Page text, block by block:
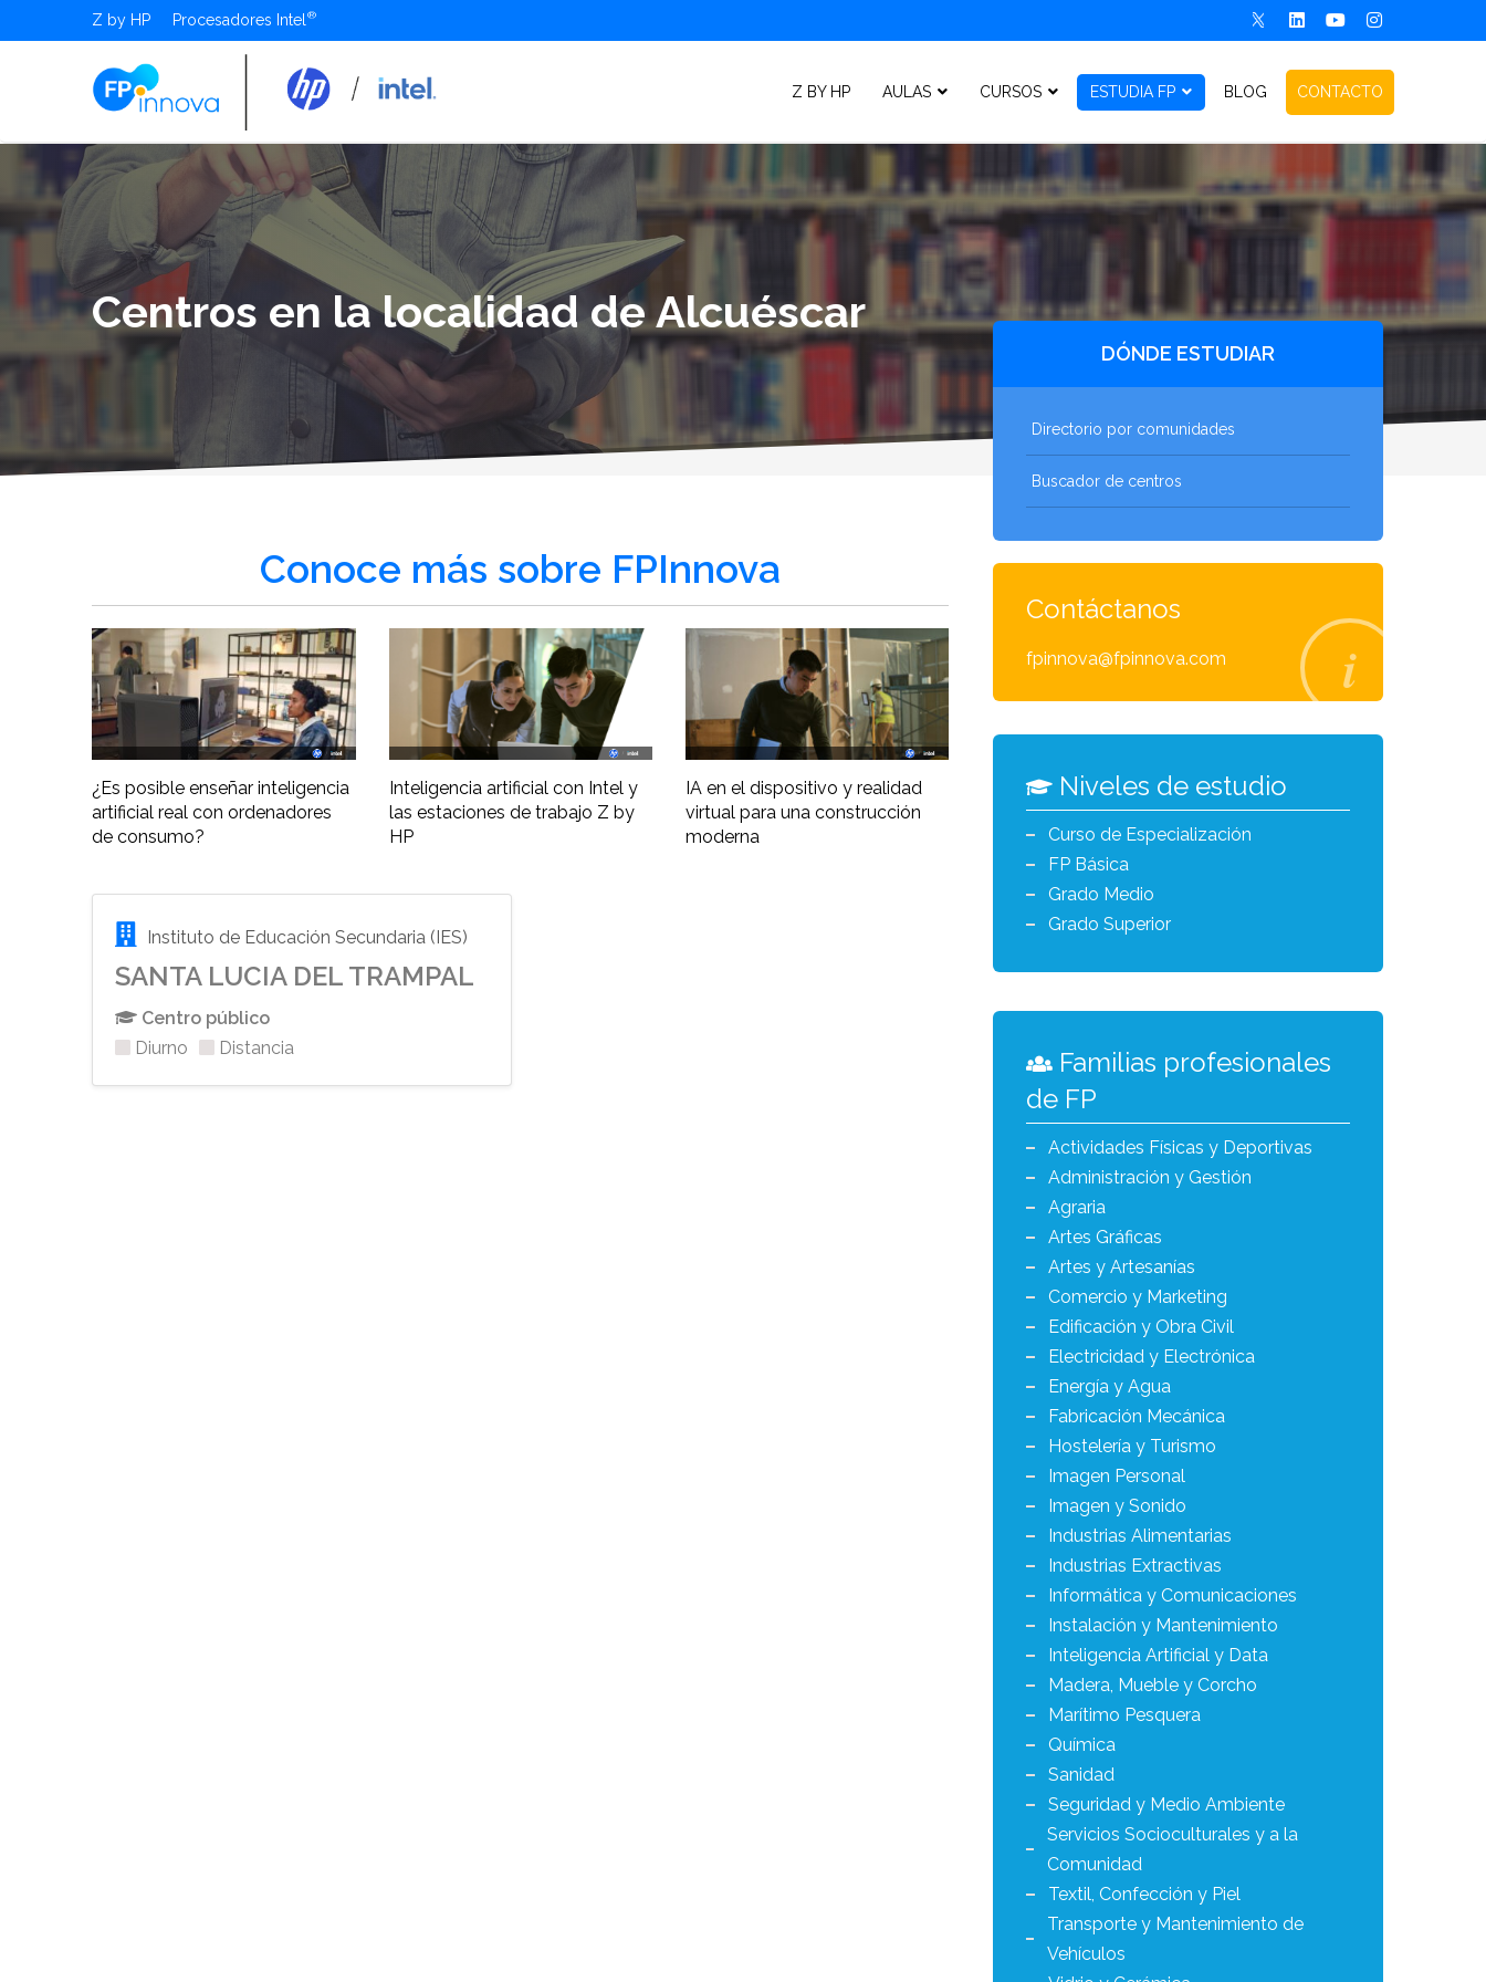
Z by HP Procesadores Intel
Z BY HP AULAS CURSOS ESTUDIA FP BLOG CONTACTO
Centros en la localidad de Alcuéscar
Conoce más sobre FPInnova
¿Es posible enseñar inteligencia
artificial real con ordenadores
de consumo?
Inteligencia artificial con Intel y
las estaciones de trabajo Z by
HP
IA en el dispositivo y realidad
virtual para una construcción
moderna
Instituto de Educación Secundaria (IES)
SANTA LUCIA DEL TRAMPAL
Centro público
Diurno
Distancia
DÓNDE ESTUDIAR
Directorio por comunidades
Buscador de centros
Contáctanos
fpinnova@fpinnova.com
Niveles de estudio
Curso de Especialización
FP Básica
Grado Medio
Grado Superior
Familias profesionales
de FP
Actividades Físicas y Deportivas
Administración y Gestión
Agraria
Artes Gráficas
Artes y Artesanías
Comercio y Marketing
Edificación y Obra Civil
Electricidad y Electrónica
Energía y Agua
Fabricación Mecánica
Hostelería y Turismo
Imagen Personal
Imagen y Sonido
Industrias Alimentarias
Industrias Extractivas
Informática y Comunicaciones
Instalación y Mantenimiento
Inteligencia Artificial y Data
Madera, Mueble y Corcho
Marítimo Pesquera
Química
Sanidad
Seguridad y Medio Ambiente
Servicios Socioculturales y a la
Comunidad
Textil, Confección y Piel
Transporte y Mantenimiento de
Vehículos